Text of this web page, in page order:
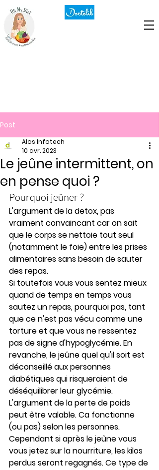
Post
Le jeûne intermittent, on
en pense quoi ?
Alos Infotech
10 avr. 2023
Pourquoi jeûner ?
L'argument de la detox, pas
vraiment convaincant car on sait
que le corps se nettoie tout seul
(notamment le foie) entre les prises
alimentaires sans besoin de sauter
des repas.
Si toutefois vous vous sentez mieux
quand de temps en temps vous
sautez un repas, pourquoi pas, tant
que ce n'est pas vécu comme une
torture et que vous ne ressentez
pas de signe d'hypoglycémie. En
revanche, le jeûne quel qu'il soit est
déconseillé aux personnes
diabétiques qui risqueraient de
déséquilibrer leur glycémie.
L'argument de la perte de poids
peut être valable. Ca fonctionne
(ou pas) selon les personnes.
Cependant si après le jeûne vous
vous jetez sur la nourriture, les kilos
perdus seront regagnés. Ce type de